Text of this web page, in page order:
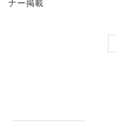
ナー掲載